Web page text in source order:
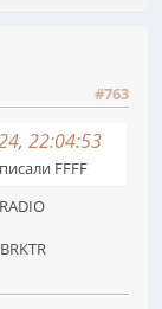
#763
22:04:53
FFFF